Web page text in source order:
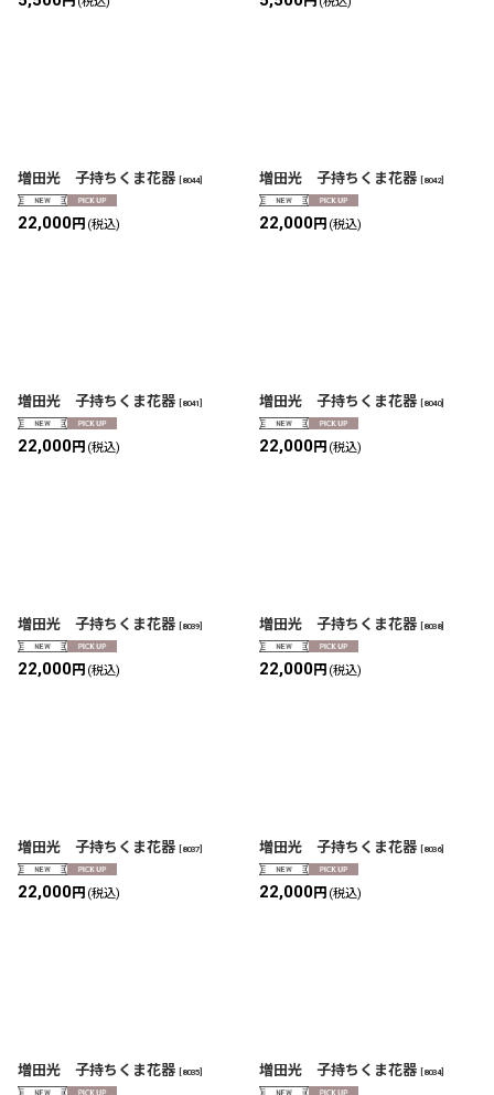
増田光 子持ちくま花器 8044]
22,000円 (税込)
増田光 子持ちくま花器 8042]
22,000円 (税込)
増田光 子持ちくま花器 8041
22,000円 (税込)
増田光 子持ちくま花器 8040]
22,000円 (税込)
増田光 子持ちくま花器 8039
22,000円 (税込)
増田光 子持ちくま花器 8038]
22,000円 (税込)
増田光 子持ちくま花器 8037
22,000円 (税込)
増田光 子持ちくま花器 8036]
22,000円 (税込)
増田光 子持ちくま花器 8035 増田光 子持ちくま花器 8034]